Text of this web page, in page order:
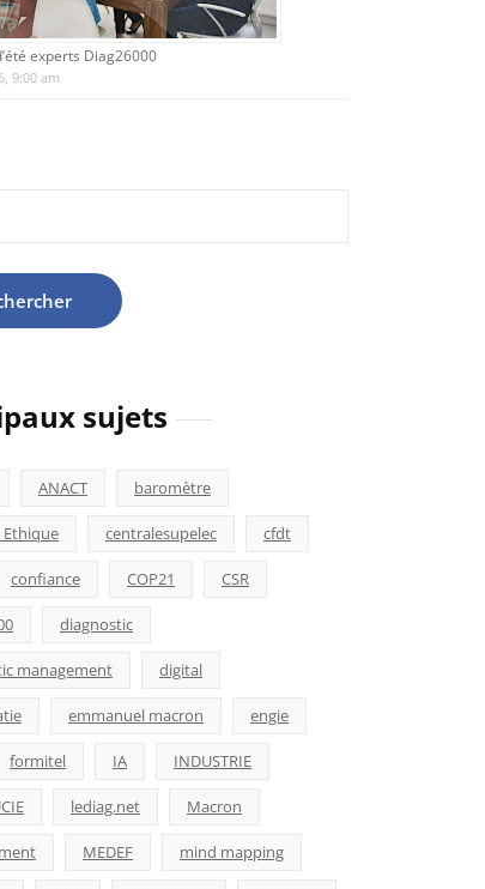
experts Diag26000
9:00 am
sujets
ANACT baromètre
Ethique centralesupelec cfdt
confiance COP21 CSR
diagnostic
management digital
emmanuel macron engie
formitel IA INDUSTRIE
lediag.net Macron
MEDEF mind mapping